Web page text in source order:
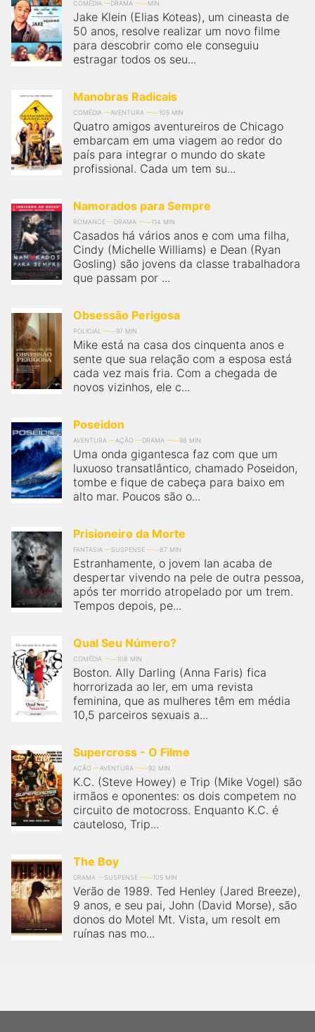
COMÉDIA DRAMA MIN
Jake Klein (Elias Koteas), um cineasta de
50 anos, resolve realizar um novo filme
para descobrir como ele conseguiu
estragar todos os seu...
Manobras Radicais
COMÉDIA AVENTURA 105 MIN
Quatro amigos aventureiros de Chicago
embarcam em uma viagem ao redor do
país para integrar o mundo do skate
profissional. Cada um tem su...
Namorados para Sempre
ROMANCE DRAMA 114 MIN
Casados há vários anos e com uma filha,
Cindy (Michelle Williams) e Dean (Ryan
Gosling) são jovens da classe trabalhadora
que passam por ...
Obsessão Perigosa
POLICIAL 97 MIN
Mike está na casa dos cinquenta anos e
sente que sua relação com a esposa está
cada vez mais fria. Com a chegada de
novos vizinhos, ele c...
Poseidon
AVENTURA AÇÃO DRAMA 98 MIN
Uma onda gigantesca faz com que um
luxuoso transatlântico, chamado Poseidon,
tombe e fique de cabeça para baixo em
alto mar. Poucos são o...
Prisioneiro da Morte
FANTASIA SUSPENSE 87 MIN
Estranhamente, o jovem Ian acaba de
despertar vivendo na pele de outra pessoa,
após ter morrido atropelado por um trem.
Tempos depois, pe...
Qual Seu Número?
COMÉDIA 108 MIN
Boston. Ally Darling (Anna Faris) fica
horrorizada ao ler, em uma revista
feminina, que as mulheres têm em média
10,5 parceiros sexuais a...
Supercross - O Filme
AÇÃO AVENTURA 92 MIN
K.C. (Steve Howey) e Trip (Mike Vogel) são
irmãos e oponentes: os dois competem no
circuito de motocross. Enquanto K.C. é
cauteloso, Trip...
The Boy
DRAMA SUSPENSE 105 MIN
Verão de 1989. Ted Henley (Jared Breeze),
9 anos, e seu pai, John (David Morse), são
donos do Motel Mt. Vista, um resolt em
ruínas nas mo...